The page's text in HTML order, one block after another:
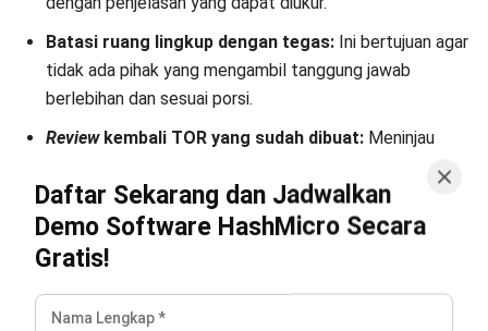
Apakah TOR dan proposal sama?
Pihak manakah yang menyusun TOR?
Apakah klausul force majeure masuk ke
TOR?